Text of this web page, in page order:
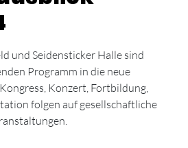
und Seidensticker Halle sind
Programm in die neue
Konzert, Fortbildung,
folgen auf gesellschaftliche